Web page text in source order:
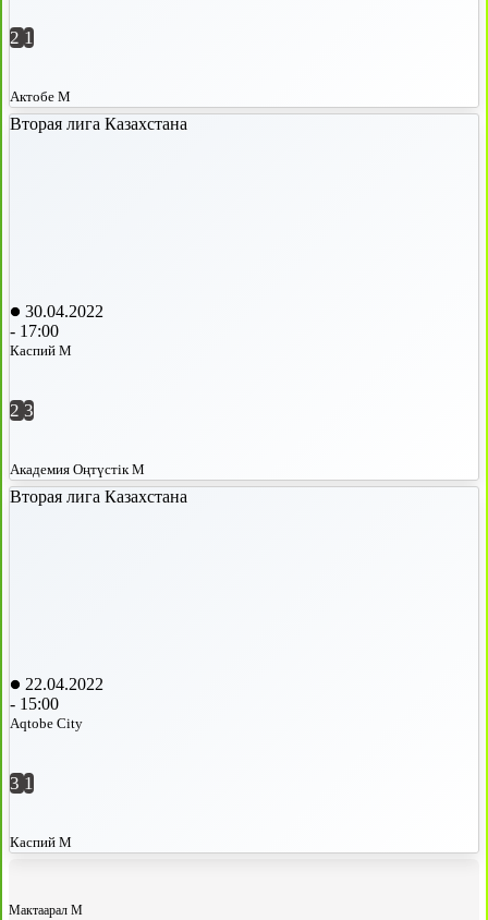
2 1
Актобе М
Вторая лига Казахстана
30.04.2022
- 17:00
Каспий М
2 3
Академия Оңтүстік М
Вторая лига Казахстана
22.04.2022
- 15:00
Aqtobe City
3 1
Каспий М
Мактаарал М